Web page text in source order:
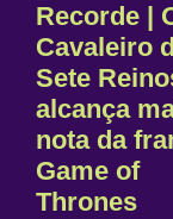
Recorde |
Cavaleiro
Sete
alcança
nota da
Game of
Thrones